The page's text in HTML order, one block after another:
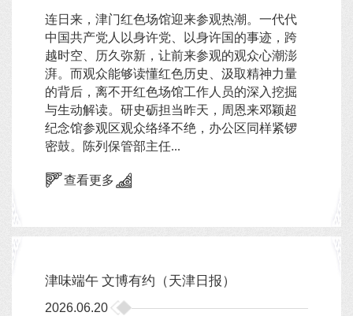
连日来，津门红色场馆迎来参观热潮。一代代
中国共产党人以身许党、以身许国的事迹，跨
越时空、历久弥新，让前来参观的观众心潮澎
湃。而观众能够读懂红色历史、汲取精神力量
的背后，离不开红色场馆工作人员的深入挖掘
与生动解读。研史砺担当昨天，周恩来邓颖超
纪念馆参观区观众络绎不绝，办公区同样紧锣
密鼓。陈列保管部主任...
查看更多
津味端午 文博有约（天津日报）
2026.06.20